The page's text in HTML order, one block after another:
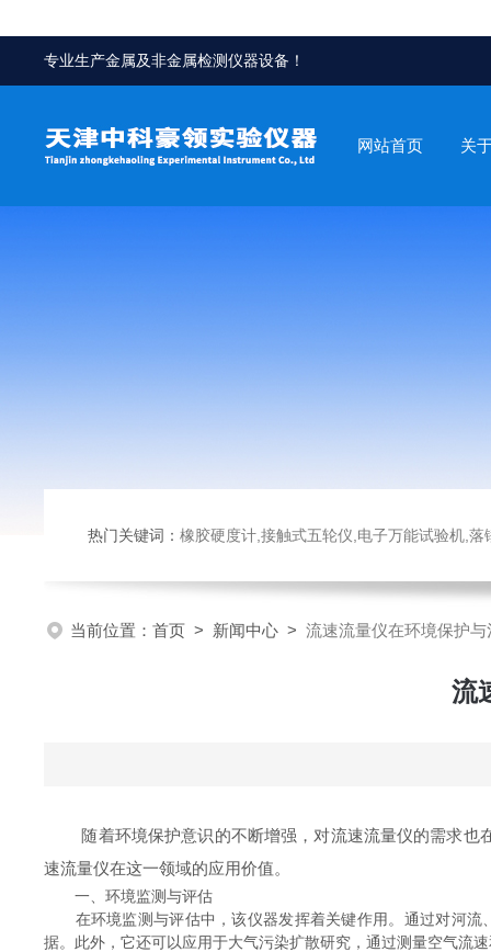
专业生产金属及非金属检测仪器设备！
网站首页 关
热门关键词： 橡胶硬度计,接触式五轮仪,电子万能试验机,落锤冲击试验机,数显
当前位置： 首页 > 新闻中心 > 流速流量仪在环境保护
流
随着环境保护意识的不断增强，对流速流量仪的需求也
速流量仪在这一领域的应用价值。
一、环境监测与评估
在环境监测与评估中，该仪器发挥着关键作用。通过对河流
据。此外，它还可以应用于大气污染扩散研究，通过测量空气流